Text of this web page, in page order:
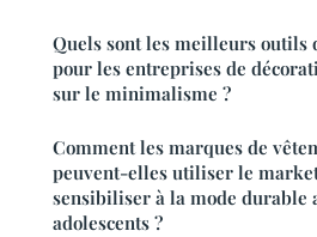
Quels sont les meilleurs outils
pour les entreprises de
sur le minimalisme ?
Comment les marques de
peuvent-elles utiliser le
sensibiliser à la mode durable
adolescents ?